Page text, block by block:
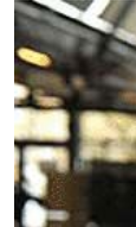
POLITIK &